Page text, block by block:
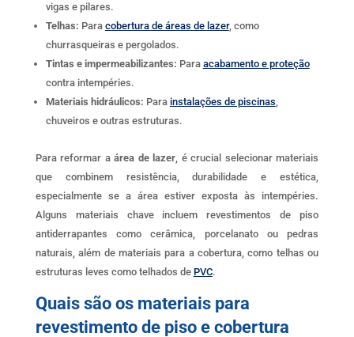
vigas e pilares.
Telhas: Para cobertura de áreas de lazer, como
churrasqueiras e pergolados.
Tintas e impermeabilizantes: Para acabamento e proteção
contra intempéries.
Materiais hidráulicos: Para instalações de piscinas,
chuveiros e outras estruturas.
Para reformar aárea de lazer, é crucial selecionar materiais
que combinem resistência, durabilidade e estética,
especialmente se a área estiver exposta às intempéries.
Alguns materiais chave incluem revestimentos de piso
antiderrapantes como cerâmica, porcelanato ou pedras
naturais, além de materiais para a cobertura, como telhas ou
estruturas leves como telhados de PVC.
Quais são os materiais para
revestimento de piso e cobertura